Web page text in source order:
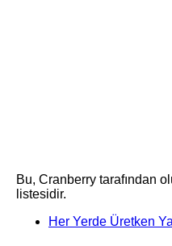
Bu, Cranberry tarafından
listesidir.
Her Yerde Üretken